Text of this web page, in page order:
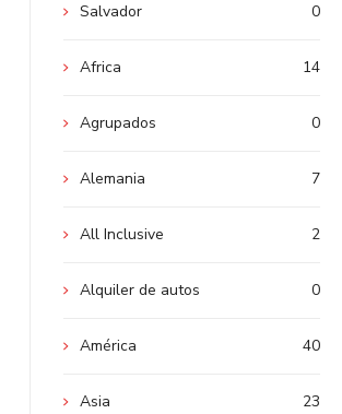
0
Salvador
14
Africa
0
Agrupados
7
Alemania
2
All Inclusive
0
Alquiler de autos
40
América
23
Asia